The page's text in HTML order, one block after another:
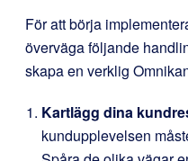
För att börja
överväga följande
skapa en verklig
Kartlägg dina
kundupplevelsen